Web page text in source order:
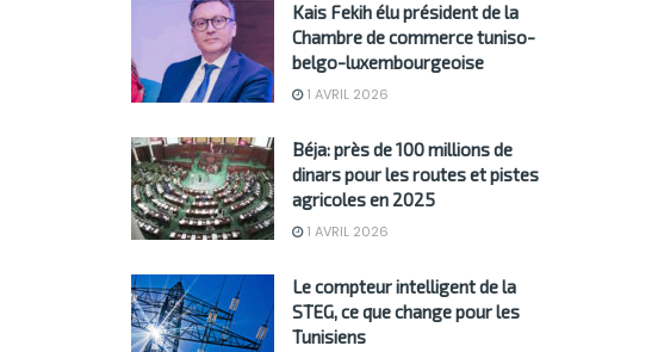
Kais Fekih élu président de la
Chambre de commerce tuniso-
belgo-luxembourgeoise
1 AVRIL 2026
Béja: près de 100 millions de
dinars pour les routes et pistes
agricoles en 2025
1 AVRIL 2026
Le compteur intelligent de la
STEG, ce que change pour les
Tunisiens